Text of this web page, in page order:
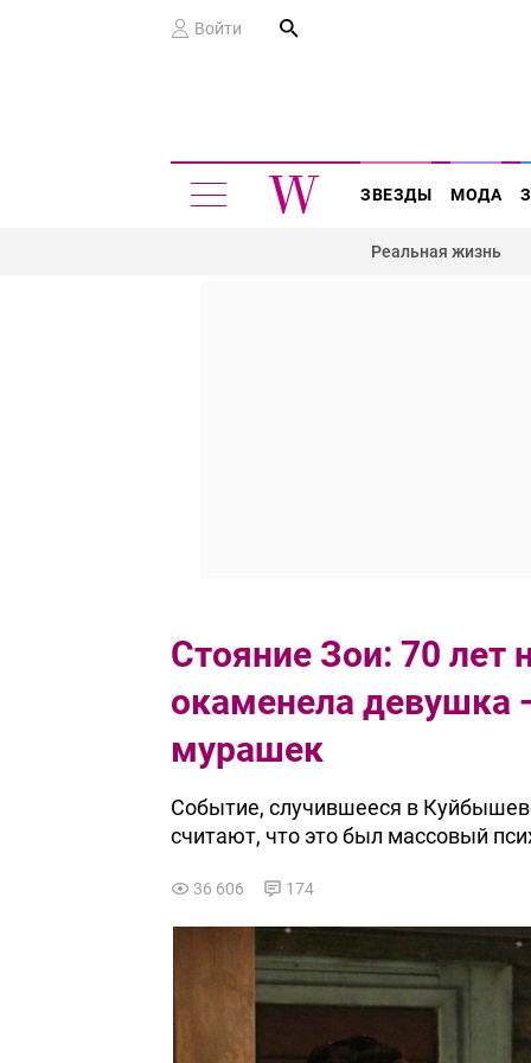
Войти
ЗВЕЗДЫ МОДА
Реальная жизнь
Стояние Зои: 70 лет
окаменела девушка
мурашек
Событие, случившееся в
считают, что это был массовый
36 606 174